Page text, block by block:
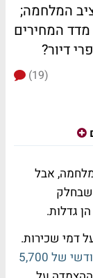
המלחמה;
המחירים
(19)
אבל
גדלות.
דמי שכירות.
התקרה הפטורה צפויה לעלות לשכר דירה חודשי של 5,700